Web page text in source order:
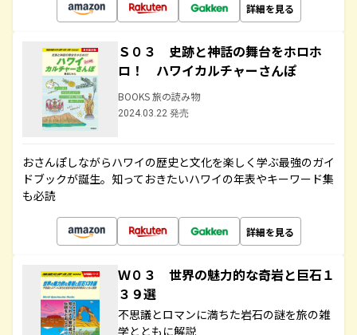
詳細を見る
Ｓ０３ 史跡と神話の舞台をホロホ
ロ！ ハワイカルチャーさんぽ
BOOKS 旅の読み物
2024.03.22 発売
おさんぽしながらハワイの歴史と文化を楽しく学ぶ最強のガイ
ドブックが誕生。知っておきたいハワイの年表やキーワード集
も必読
詳細を見る
Ｗ０３ 世界の魅力的な奇岩と巨石１
３９選
不思議とロマンに満ちた岩石の謎を旅の雑
学とともに解説